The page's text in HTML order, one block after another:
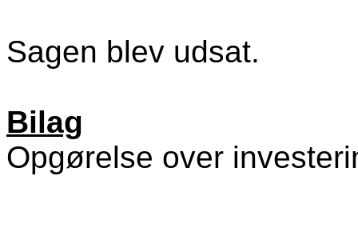
Sagen blev udsat.
Bilag
Opgørelse over